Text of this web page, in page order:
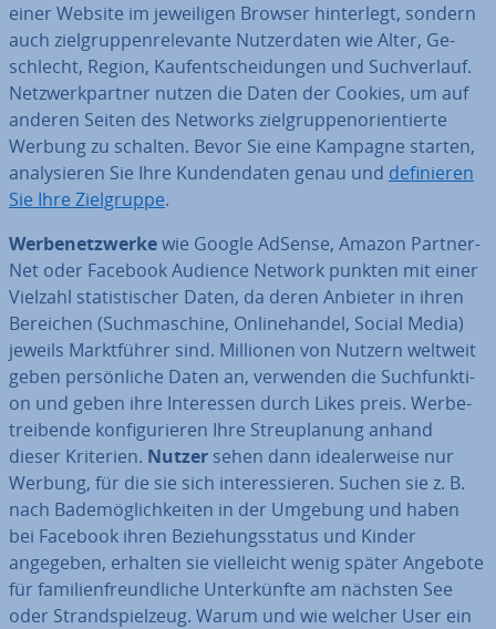
einer Website im je­wei­li­gen Browser hin­ter­legt, sondern
auch ziel­grup­pen­re­le­van­te Nut­zer­da­ten wie Alter, Ge­
schlecht, Region, Kauf­ent­schei­dun­gen und Such­ver­lauf.
Netz­werk­part­ner nutzen die Daten der Cookies, um auf
anderen Seiten des Networks ziel­grup­pen­ori­en­tier­te
Werbung zu schalten. Bevor Sie eine Kampagne starten,
ana­ly­sie­ren Sie Ihre Kun­den­da­ten genau und de­fi­nie­ren
Sie Ihre Ziel­grup­pe.
Wer­be­netz­wer­kewie Google AdSense, Amazon Part­ner­
Net oder Facebook Audience Network punkten mit einer
Vielzahl sta­tis­ti­scher Daten, da deren Anbieter in ihren
Bereichen (Such­ma­schi­ne, On­line­han­del, Social Media)
jeweils Markt­füh­rer sind. Millionen von Nutzern weltweit
geben per­sön­li­che Daten an, verwenden die Such­funk­ti­
on und geben ihre In­ter­es­sen durch Likes preis. Wer­be­
trei­ben­de kon­fi­gu­rie­ren Ihre Streu­pla­nung anhand
dieser Kriterien. Nutzer sehen dann idea­ler­wei­se nur
Werbung, für die sie sich in­ter­es­sie­ren. Suchen sie z. B.
nach Ba­de­mög­lich­kei­ten in der Umgebung und haben
bei Facebook ihren Be­zie­hungs­sta­tus und Kinder
angegeben, erhalten sie viel­leicht wenig später Angebote
für fa­mi­li­en­freund­li­che Un­ter­künf­te am nächsten See
oder Strand­spiel­zeug. Warum und wie welcher User ein